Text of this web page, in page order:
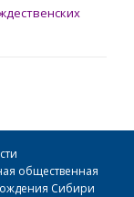
общественная
Сибири